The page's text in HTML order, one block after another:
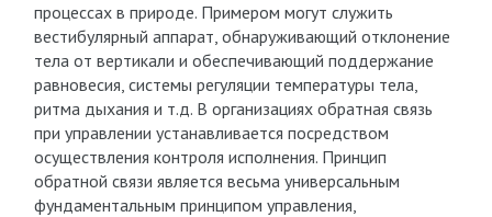
процессах в природе. Примером могут служить
вестибулярный аппарат, обнаруживающий отклонение
тела от вертикали и обеспечивающий поддержание
равновесия, системы регуляции температуры тела,
ритма дыхания и т.д. В организациях обратная связь
при управлении устанавливается посредством
осуществления контроля исполнения. Принцип
обратной связи является весьма универсальным
фундаментальным принципом управления,